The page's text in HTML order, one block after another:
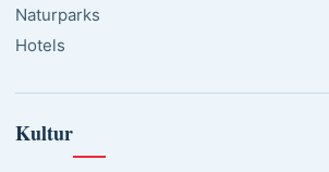
Naturparks
Hotels
Kultur